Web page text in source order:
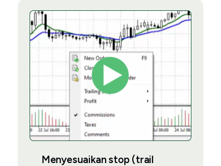
Menyesuaikan stop (trail